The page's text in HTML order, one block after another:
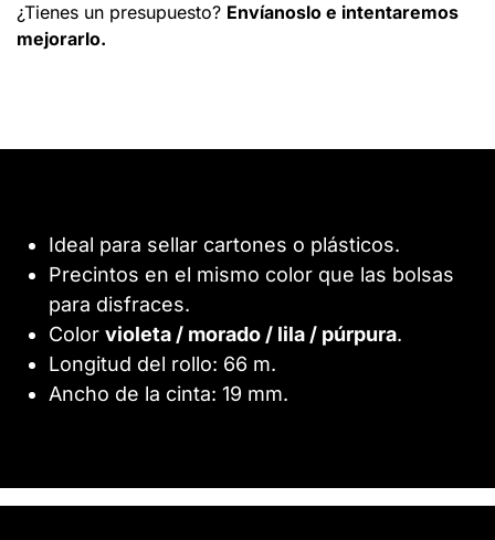
¿Tienes un presupuesto? Envíanoslo e intentaremos
mejorarlo.
Ideal para sellar cartones o plásticos.
Precintos en el mismo color que las bolsas
para disfraces.
Colorvioleta / morado / lila / púrpura.
Longitud del rollo: 66 m.
Ancho de la cinta: 19 mm.